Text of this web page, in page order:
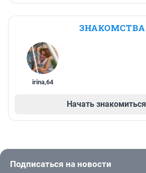
ЗНАКОМСТВА
irina,64
Начать знакомиться
Подписаться на новости